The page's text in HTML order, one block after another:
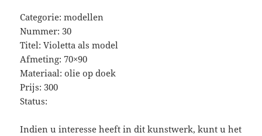
Categorie: modellen
Nummer: 30
Titel: Violetta als model
Afmeting: 70×90
Materiaal: olie op doek
Prijs: 300
Status:
Indien u interesse heeft in dit kunstwerk, kunt u het